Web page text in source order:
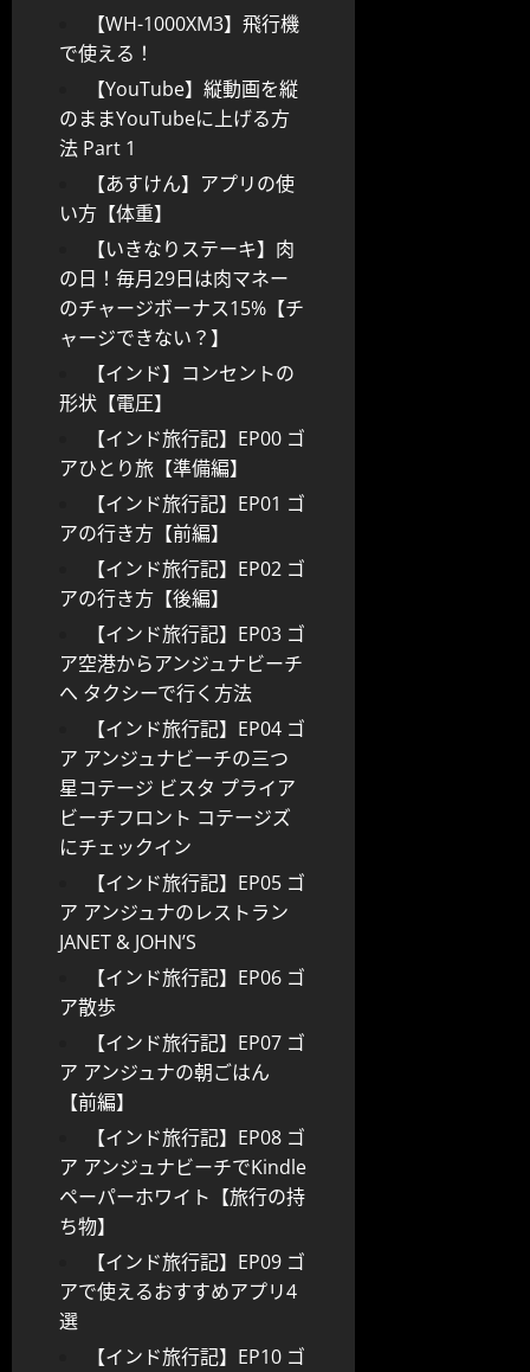
【WH-1000XM3】飛行機
で使える！
【YouTube】縦動画を縦
のままYouTubeに上げる方
法 Part 1
【あすけん】アプリの使
い方【体重】
【いきなりステーキ】肉
の日！毎月29日は肉マネー
のチャージボーナス15%【チ
ャージできない？】
【インド】コンセントの
形状【電圧】
【インド旅行記】EP00 ゴ
アひとり旅【準備編】
【インド旅行記】EP01 ゴ
アの行き方【前編】
【インド旅行記】EP02 ゴ
アの行き方【後編】
【インド旅行記】EP03 ゴ
ア空港からアンジュナビーチ
へ タクシーで行く方法
【インド旅行記】EP04 ゴ
ア アンジュナビーチの三つ
星コテージ ビスタ プライア
ビーチフロント コテージズ
にチェックイン
【インド旅行記】EP05 ゴ
ア アンジュナのレストラン
JANET & JOHN’S
【インド旅行記】EP06 ゴ
ア散歩
【インド旅行記】EP07 ゴ
ア アンジュナの朝ごはん
【前編】
【インド旅行記】EP08 ゴ
ア アンジュナビーチでKindle
ペーパーホワイト【旅行の持
ち物】
【インド旅行記】EP09 ゴ
アで使えるおすすめアプリ4
選
【インド旅行記】EP10 ゴ